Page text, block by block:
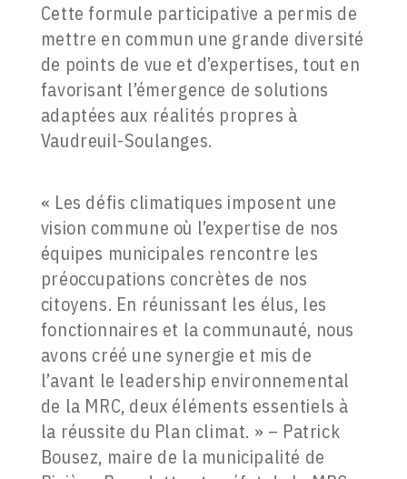
Cette formule participative a permis de
mettre en commun une grande diversité
de points de vue et d’expertises, tout en
favorisant l’émergence de solutions
adaptées aux réalités propres à
Vaudreuil-Soulanges.
« Les défis climatiques imposent une
vision commune où l’expertise de nos
équipes municipales rencontre les
préoccupations concrètes de nos
citoyens. En réunissant les élus, les
fonctionnaires et la communauté, nous
avons créé une synergie et mis de
l’avant le leadership environnemental
de la MRC, deux éléments essentiels à
la réussite du Plan climat. » – Patrick
Bousez, maire de la municipalité de